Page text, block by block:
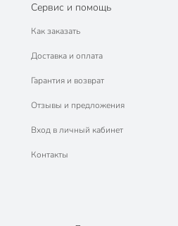
Сервис и помощь
Как заказать
Доставка и оплата
Гарантия и возврат
Отзывы и предложения
Вход в личный кабинет
Контакты